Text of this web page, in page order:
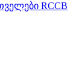
RCCB